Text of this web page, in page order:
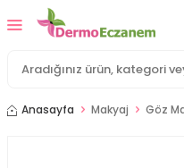
Anasayfa Makyaj Göz